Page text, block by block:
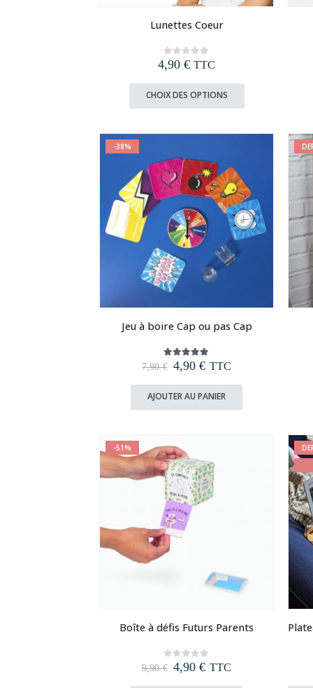
Lunettes Coeur
0out of 5
4,90 € TTC
CHOIX DES OPTIONS
produit
plusieurs
options
peuvent
être
choisies
produit
-38%
Jeu à boire Cap ou pas Cap
5.00out of 5
7,90€ Le
initial
était :
4,90€Le
actuel
est :
TTC
AJOUTER AU PANIER
-51%
Boîte à défis Futurs Parents
0 out of 5
9,90€ Le
4,90€Le
TTC